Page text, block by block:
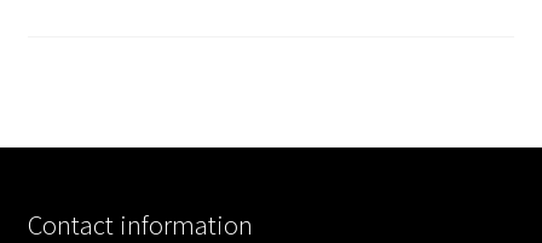
Contact information